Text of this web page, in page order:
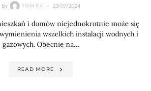
By TOMEK 23/07/2024
i domów niejednokrotnie może się
wszelkich instalacji wodnych i
gazowych. Obecnie na…
READ MORE